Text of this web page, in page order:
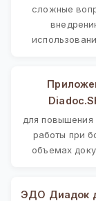
сложные
для повышения
работы при
объемах
ЭДО Диадок